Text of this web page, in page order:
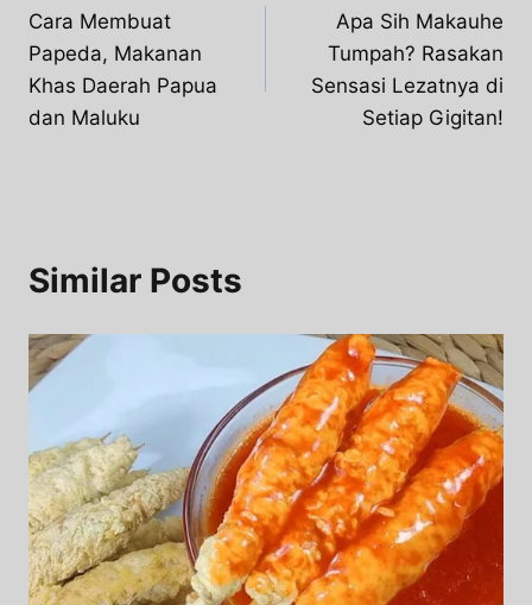
navigation
Cara Membuat
Papeda, Makanan
Khas Daerah Papua
dan Maluku
Apa Sih Makauhe
Tumpah? Rasakan
Sensasi Lezatnya di
Setiap Gigitan!
Similar Posts